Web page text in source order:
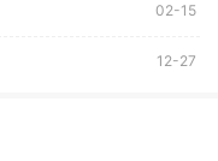
02-15
12-27